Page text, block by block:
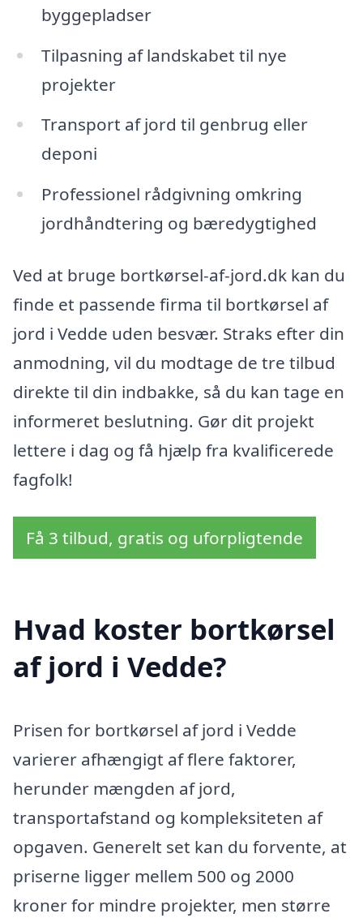
byggepladser
Tilpasning af landskabet til nye
projekter
Transport af jord til genbrug eller
deponi
Professionel rådgivning omkring
jordhåndtering og bæredygtighed
Ved at bruge bortkørsel-af-jord.dk kan du
finde et passende firma til bortkørsel af
jord i Vedde uden besvær. Straks efter din
anmodning, vil du modtage de tre tilbud
direkte til din indbakke, så du kan tage en
informeret beslutning. Gør dit projekt
lettere i dag og få hjælp fra kvalificerede
fagfolk!
Få 3 tilbud, gratis og uforpligtende
Hvad koster bortkørsel
af jord i Vedde?
Prisen for bortkørsel af jord i Vedde
varierer afhængigt af flere faktorer,
herunder mængden af jord,
transportafstand og kompleksiteten af
opgaven. Generelt set kan du forvente, at
priserne ligger mellem 500 og 2000
kroner for mindre projekter, men større